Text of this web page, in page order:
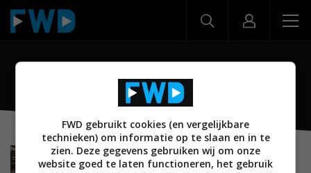
Top hifi audio show
EVENEMENT NIEUWS AUDIO
ALGEMEEN
28 JANUARI 2025
FWD gebruikt cookies (en vergelijkbare
technieken) om informatie op te slaan en in te
zien. Deze gegevens gebruiken wij om onze
website goed te laten functioneren, het gebruik